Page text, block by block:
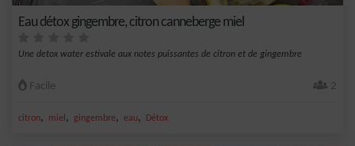
Eau détox gingembre, citron canneberge miel
Une detox water estivale aux notes puissantes de citron et de gingembre
Facile 2
citron, miel , gingembre, eau, Détox